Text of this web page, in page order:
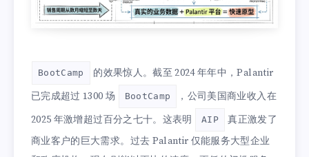
BootCamp
的效果惊人。截至 2024 年年中，Palantir
已完成超过 1300 场
BootCamp
，公司美国商业收入在
2025 年激增超过百分之七十。这表明
AIP
真正激发了
商业客户的巨大需求。过去 Palantir 仅能服务大型企业